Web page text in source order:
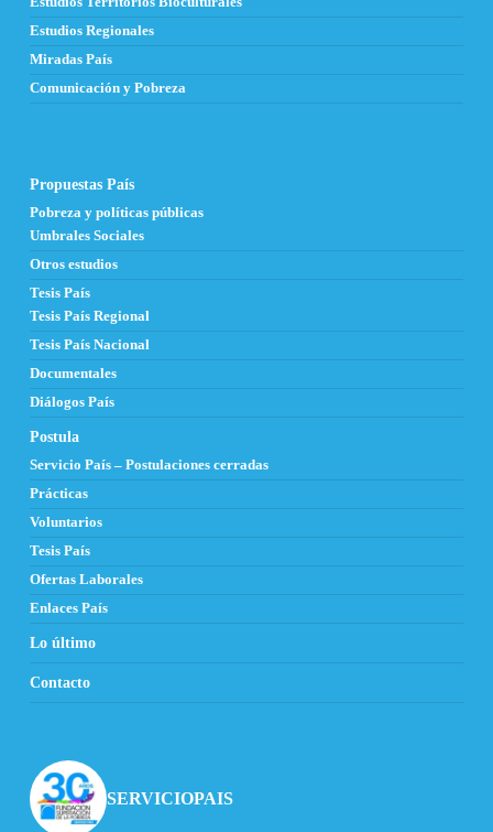
Estudios Regionales
Miradas País
Comunicación y Pobreza
Propuestas País
Pobreza y políticas públicas
Umbrales Sociales
Otros estudios
Tesis País
Tesis País Regional
Tesis País Nacional
Documentales
Diálogos País
Postula
Servicio País – Postulaciones cerradas
Prácticas
Voluntarios
Tesis País
Ofertas Laborales
Enlaces País
Lo último
Contacto
SERVICIOPAIS